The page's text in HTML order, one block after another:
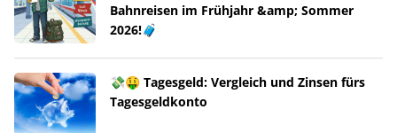
Bahnreisen im Frühjahr &amp; Sommer
2026!🧳
💸🤑 Tagesgeld: Vergleich und Zinsen fürs
Tagesgeldkonto